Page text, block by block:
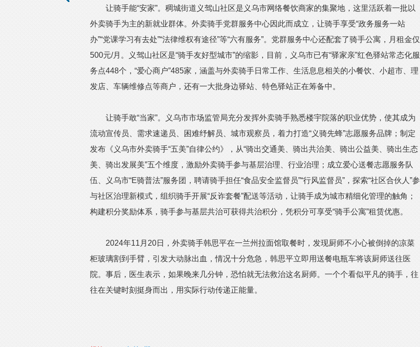
让骑手能“安家”。稠城街道义驾山社区是义乌市网络餐饮商家的集聚地，这里活跃着一批以
外卖骑手为主的新就业群体。外卖骑手党群服务中心因此而成立，让骑手享受“政务服务一站
办”“党课学习有去处”“法律维权有途径”等“六有服务”。党群服务中心还配套了骑手公寓，月租金仅
500元/月。义驾山社区是“骑手友好型城市”的缩影，目前，义乌市已有“驿家亲”红色驿站常态化服
务点448个，“爱心商户”485家，涵盖与外卖骑手日常工作、生活息息相关的小餐饮、小超市、理
发店、车辆维修点等商户，还有一大批身边驿站、特色驿站正在筹备中。
让骑手敢“当家”。义乌市市场监管局充分发挥外卖骑手熟悉楼宇院落的职业优势，使其成为
流动宣传员、需求速递员、困难纾解员、城市观察员，着力打造“义骑先蜂”志愿服务品牌；制定
发布《义乌市外卖骑手“五美”自律公约》，从“骑出交通美、骑出共治美、骑出公益美、骑出生态
美、骑出发展美”五个维度，激励外卖骑手参与基层治理、行业治理；成立爱心送餐志愿服务队
伍、义乌市“E骑普法”服务团，聘请骑手担任“食品安全监督员”“行风监督员”，探索“社区合伙人”参
与社区治理新模式，组织骑手开展“反诈套餐”配送等活动，让骑手成为城市精细化管理的触角；
构建积分奖励体系，骑手参与基层共治可获得共治积分，凭积分可享受“骑手公寓”租赁优惠。
2024年11月20日，外卖骑手韩思平在一兰州拉面馆取餐时，发现厨师不小心被倒掉的凉菜
柜玻璃割到手臂，引发大动脉出血，情况十分危急，韩思平立即用送餐电瓶车将该厨师送往医
院。事后，医生表示，如果晚来几分钟，恐怕就无法救治这名厨师。一个个看似平凡的骑手，往
往在关键时刻挺身而出，用实际行动传递正能量。